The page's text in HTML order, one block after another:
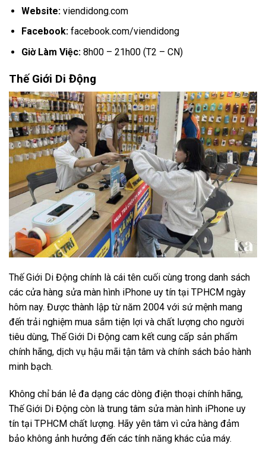
Website:viendidong.com
Facebook: facebook.com/viendidong
Giờ Làm Việc:8h00 – 21h00 (T2 – CN)
Thế Giới Di Động
Thế Giới Di Động chính là cái tên cuối cùng trong danh sách
các cửa hàng sửa màn hình iPhone uy tín tại TPHCM ngày
hôm nay. Được thành lập từ năm 2004 với sứ mệnh mang
đến trải nghiệm mua sắm tiện lợi và chất lượng cho người
tiêu dùng, Thế Giới Di Động cam kết cung cấp sản phẩm
chính hãng, dịch vụ hậu mãi tận tâm và chính sách bảo hành
minh bạch.
Không chỉ bán lẻ đa dạng các dòng điện thoại chính hãng,
Thế Giới Di Động còn là trung tâm sửa màn hình iPhone uy
tín tại TPHCM chất lượng. Hãy yên tâm vì cửa hàng đảm
bảo không ảnh hưởng đến các tính năng khác của máy.